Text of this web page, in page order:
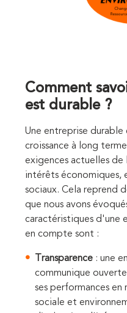
Comment
est durable ?
Une entreprise
croissance à long
exigences actuelles
intérêts économiques,
sociaux. Cela reprend
que nous avons
caractéristiques d'une
en compte sont :
Transparence : une
communique
ses performances
sociale et